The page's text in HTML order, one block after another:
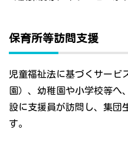
保育所等訪問支援
児童福祉法に基づくサービ
園）、幼稚園や小学校等へ
設に支援員が訪問し、集団
す。